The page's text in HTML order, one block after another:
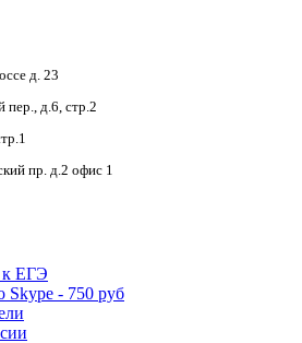
д. 23
пер., д.6, стр.2
пр. д.2 офис 1
к ЕГЭ
Skype - 750 руб